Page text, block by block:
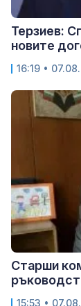
Терзиев:
новите
16:19 •
Старши
15:53 •